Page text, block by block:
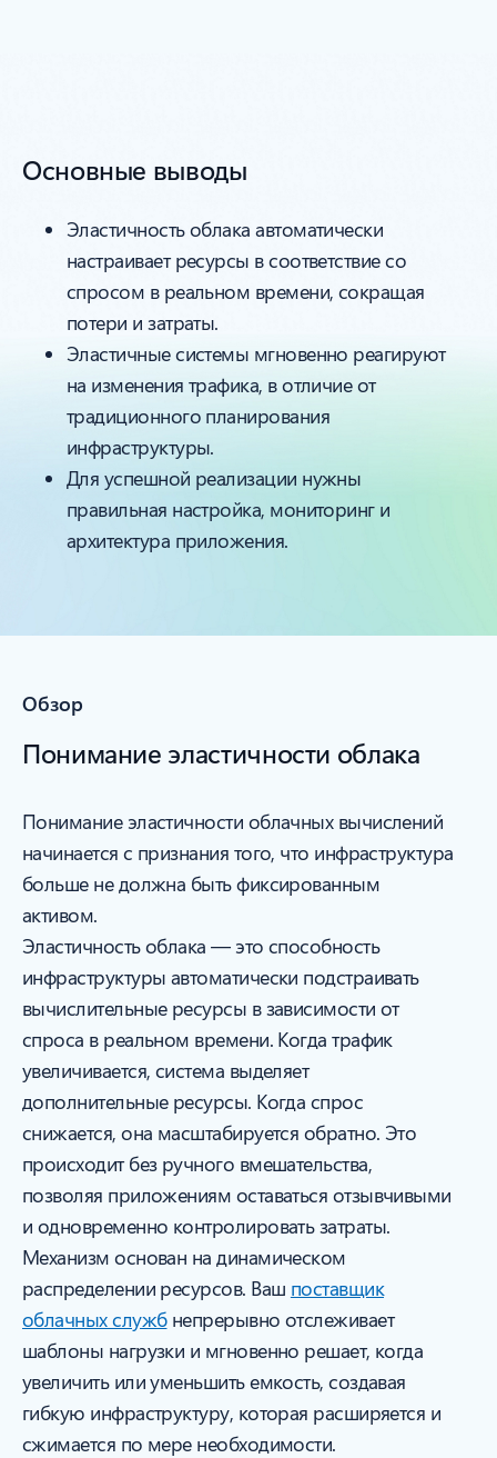
Основные выводы
Эластичность облака автоматически
настраивает ресурсы в соответствие со
спросом в реальном времени, сокращая
потери и затраты.
Эластичные системы мгновенно реагируют
на изменения трафика, в отличие от
традиционного планирования
инфраструктуры.
Для успешной реализации нужны
правильная настройка, мониторинг и
архитектура приложения.
Обзор
Понимание эластичности облака
Понимание эластичности облачных вычислений
начинается с признания того, что инфраструктура
больше не должна быть фиксированным
активом.
Эластичность облака — это способность
инфраструктуры автоматически подстраивать
вычислительные ресурсы в зависимости от
спроса в реальном времени. Когда трафик
увеличивается, система выделяет
дополнительные ресурсы. Когда спрос
снижается, она масштабируется обратно. Это
происходит без ручного вмешательства,
позволяя приложениям оставаться отзывчивыми
и одновременно контролировать затраты.
Механизм основан на динамическом
распределении ресурсов. Ваш поставщик
облачных службнепрерывно отслеживает
шаблоны нагрузки и мгновенно решает, когда
увеличить или уменьшить емкость, создавая
гибкую инфраструктуру, которая расширяется и
сжимается по мере необходимости.